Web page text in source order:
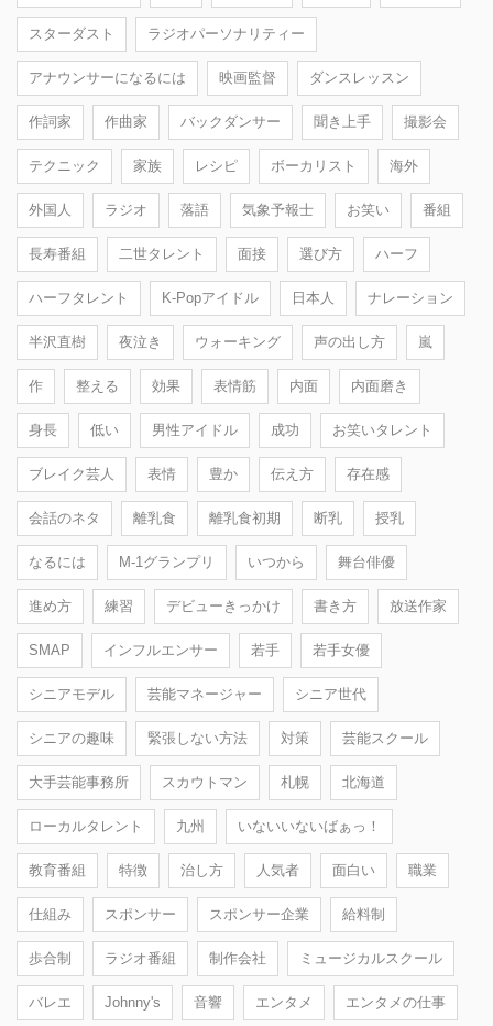
スターダスト ラジオパーソナリティー
アナウンサーになるには 映画監督 ダンスレッスン
作詞家 作曲家 バックダンサー 聞き上手 撮影会
テクニック 家族 レシピ ボーカリスト 海外
外国人 ラジオ 落語 気象予報士 お笑い 番組
長寿番組 二世タレント 面接 選び方 ハーフ
ハーフタレント K-Popアイドル 日本人 ナレーション
半沢直樹 夜泣き ウォーキング 声の出し方 嵐
作 整える 効果 表情筋 内面 内面磨き
身長 低い 男性アイドル 成功 お笑いタレント
ブレイク芸人 表情 豊か 伝え方 存在感
会話のネタ 離乳食 離乳食初期 断乳 授乳
なるには M-1グランプリ いつから 舞台俳優
進め方 練習 デビューきっかけ 書き方 放送作家
SMAP インフルエンサー 若手 若手女優
シニアモデル 芸能マネージャー シニア世代
シニアの趣味 緊張しない方法 対策 芸能スクール
大手芸能事務所 スカウトマン 札幌 北海道
ローカルタレント 九州 いないいないばぁっ！
教育番組 特徴 治し方 人気者 面白い 職業
仕組み スポンサー スポンサー企業 給料制
歩合制 ラジオ番組 制作会社 ミュージカルスクール
バレエ Johnny's 音響 エンタメ エンタメの仕事